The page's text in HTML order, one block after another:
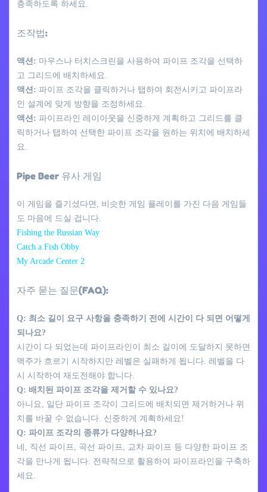
충족하도록 하세요.
조작법:
액션: 마우스나 터치스크린을 사용하여 파이프 조각을 선택하
고 그리드에 배치하세요.
액션: 파이프 조각을 클릭하거나 탭하여 회전시키고 파이프라
인 설계에 맞게 방향을 조정하세요.
액션: 파이프라인 레이아웃을 신중하게 계획하고 그리드를 클
릭하거나 탭하여 선택한 파이프 조각을 원하는 위치에 배치하세
요.
Pipe Beer 유사 게임
이 게임을 즐기셨다면, 비슷한 게임 플레이를 가진 다음 게임들
도 마음에 드실 겁니다.
Fishing the Russian Way
Catch a Fish Obby
My Arcade Center 2
자주 묻는 질문(FAQ):
Q: 최소 길이 요구 사항을 충족하기 전에 시간이 다 되면 어떻게
되나요?
시간이 다 되었는데 파이프라인이 최소 길이에 도달하지 못하면
맥주가 흐르기 시작하지만 레벨은 실패하게 됩니다. 레벨을 다
시 시작하여 재도전해야 합니다.
Q: 배치된 파이프 조각을 제거할 수 있나요?
아니요, 일단 파이프 조각이 그리드에 배치되면 제거하거나 위
치를 바꿀 수 없습니다. 신중하게 계획하세요!
Q: 파이프 조각의 종류가 다양하나요?
네, 직선 파이프, 곡선 파이프, 교차 파이프 등 다양한 파이프 조
각을 만나게 됩니다. 전략적으로 활용하여 파이프라인을 구축하
세요.